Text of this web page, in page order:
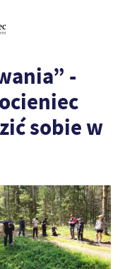
-
sobie w